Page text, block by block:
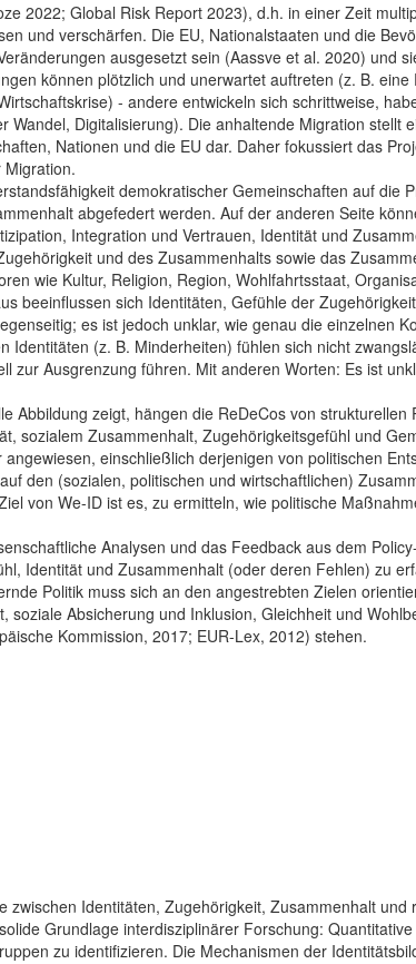
2022; Global Risk Report 2023), d.h. in einer Zeit
und verschärfen. Die EU, Nationalstaaten und die
ausgesetzt sein (Aassve et al. 2020) und
können plötzlich und unerwartet auftreten (z. B. eine
- andere entwickeln sich schrittweise,
Wandel, Digitalisierung). Die anhaltende Migration stellt
Nationen und die EU dar. Daher fokussiert das
demokratischer Gemeinschaften auf die
abgefedert werden. Auf der anderen Seite
Integration und Vertrauen, Identität und
und des Zusammenhalts sowie das
wie Kultur, Religion, Region, Wohlfahrtsstaat,
beeinflussen sich Identitäten, Gefühle der
es ist jedoch unklar, wie genau die einzelnen
Identitäten (z. B. Minderheiten) fühlen sich nicht
zur Ausgrenzung führen. Mit anderen Worten: Es ist
Abbildung zeigt, hängen die ReDeCos von strukturellen
sozialem Zusammenhalt, Zugehörigkeitsgefühl und
einschließlich derjenigen von politischen
den (sozialen, politischen und wirtschaftlichen)
von We-ID ist es, zu ermitteln, wie politische
Analysen und das Feedback aus dem
Identität und Zusammenhalt (oder deren Fehlen) zu
Politik muss sich an den angestrebten Zielen
Absicherung und Inklusion, Gleichheit und
Kommission, 2017; EUR-Lex, 2012) stehen.
zwischen Identitäten, Zugehörigkeit, Zusammenhalt und
Grundlage interdisziplinärer Forschung:
zu identifizieren. Die Mechanismen der